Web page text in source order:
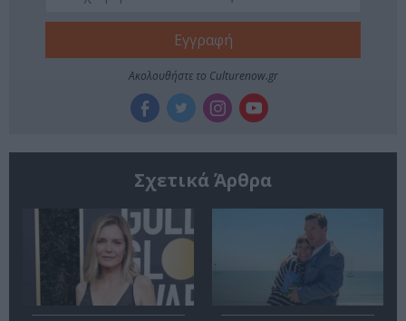
Ακολουθήστε το Culturenow.gr
Σχετικά Άρθρα